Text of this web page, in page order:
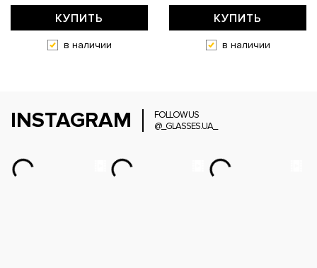
КУПИТЬ
в наличии
КУПИТЬ
в наличии
INSTAGRAM
FOLLOW US
@_GLASSES.UA_